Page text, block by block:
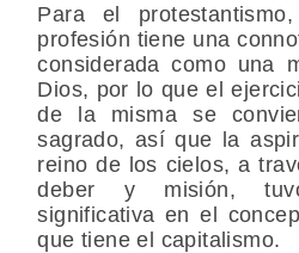
Para el
profesión tiene una
considerada como una
Dios, por lo que el
de la misma se
sagrado, así que la
reino de los cielos, a
deber y misión,
significativa en el
que tiene el capitalismo.